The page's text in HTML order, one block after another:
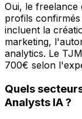
Oui, le
profils confirmés
incluent la
marketing,
analytics. Le
700€ selon
Quels
Analysts IA ?